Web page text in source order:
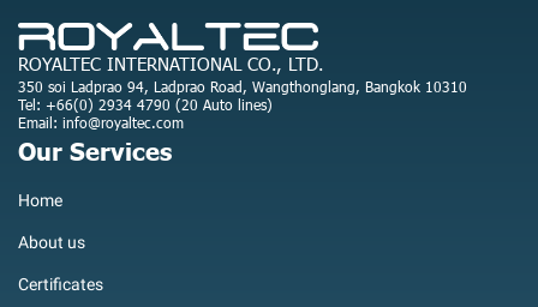
ROYALTEC INTERNATIONAL CO., LTD.
350 soi Ladprao 94, Ladprao Road, Wangthonglang, Bangkok 10310
Tel: +66(0) 2934 4790 (20 Auto lines)
Email: info@royaltec.com
Our Services
Home
About us
Certificates